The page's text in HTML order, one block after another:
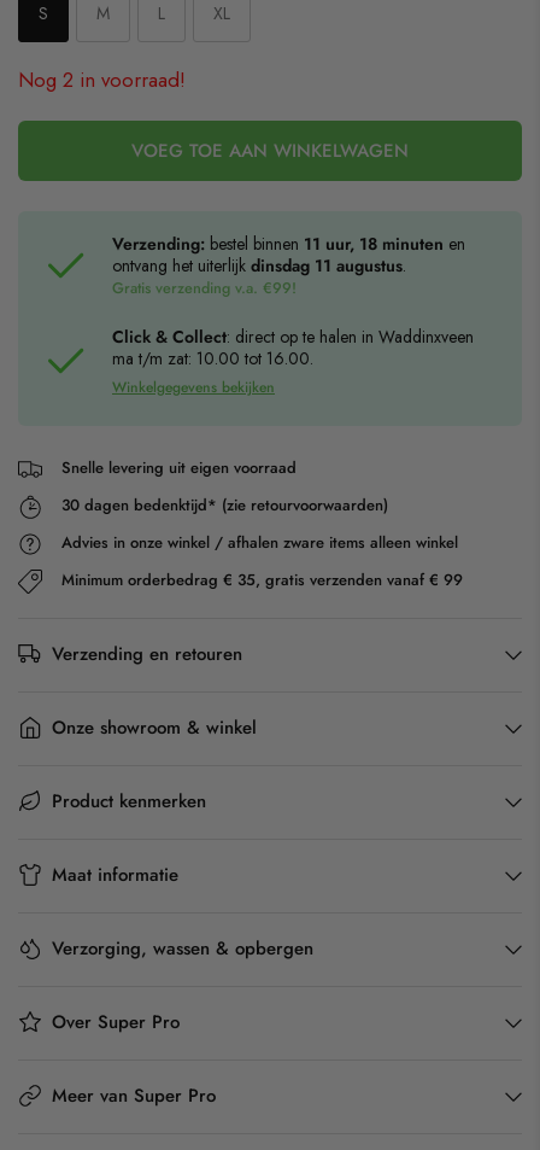
S M L XL
Nog 2 in voorraad!
VOEG TOE AAN WINKELWAGEN
Verzending: bestel binnen 11 uur, 18 minuten en
ontvang het uiterlijkdinsdag 11 augustus.
Gratis verzending v.a. €99!
Click & Collect: direct op te halen in Waddinxveen
ma t/m zat: 10.00 tot 16.00.
Winkelgegevens bekijken
Snelle levering uit eigen voorraad
30 dagen bedenktijd* (zie retourvoorwaarden)
Advies in onze winkel / afhalen zware items alleen winkel
Minimum orderbedrag € 35, gratis verzenden vanaf € 99
Verzending en retouren
Onze showroom & winkel
Product kenmerken
Maat informatie
Verzorging, wassen & opbergen
Over Super Pro
Meer van Super Pro